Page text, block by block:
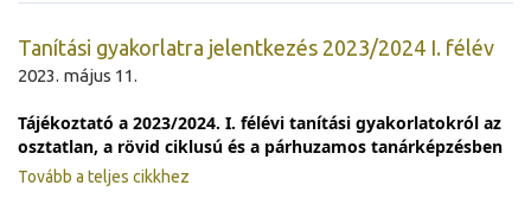
Tanítási gyakorlatra jelentkezés 2023/2024 I. félév
2023. május 11.
Tájékoztató a 2023/2024. I. félévi tanítási gyakorlatokról az
osztatlan, a rövid ciklusú és a párhuzamos tanárképzésben
Tovább a teljes cikkhez